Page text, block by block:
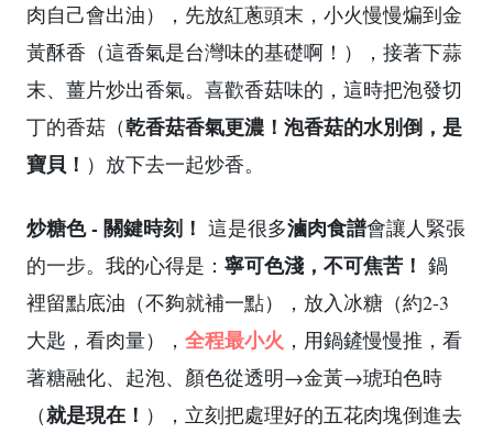
肉自己會出油），先放紅蔥頭末，小火慢慢煸到金
黃酥香（這香氣是台灣味的基礎啊！），接著下蒜
末、薑片炒出香氣。喜歡香菇味的，這時把泡發切
丁的香菇（乾香菇香氣更濃！泡香菇的水別倒，是
寶貝！ ）放下去一起炒香。
炒糖色 - 關鍵時刻！ 這是很多滷肉食譜會讓人緊張
的一步。我的心得是： 寧可色淺，不可焦苦！ 鍋
裡留點底油（不夠就補一點），放入冰糖（約2-3
大匙，看肉量）， 全程最小火 ，用鍋鏟慢慢推，看
著糖融化、起泡、顏色從透明→金黃→琥珀色時
（就是現在！ ），立刻把處理好的五花肉塊倒進去